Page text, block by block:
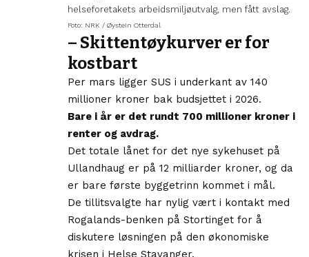
helseforetakets arbeidsmiljøutvalg, men fått avslag.
Foto: NRK / Øystein Otterdal
– Skittentøykurver er for
kostbart
Per mars ligger SUS i underkant av 140
millioner kroner bak budsjettet i 2026.
Bare i år er det rundt 700 millioner kroner i
renter og avdrag.
Det totale lånet for det nye sykehuset på
Ullandhaug er på 12 milliarder kroner, og da
er bare første byggetrinn kommet i mål.
De tillitsvalgte har nylig vært i kontakt med
Rogalands-benken på Stortinget for å
diskutere løsningen på den økonomiske
krisen i Helse Stavanger.